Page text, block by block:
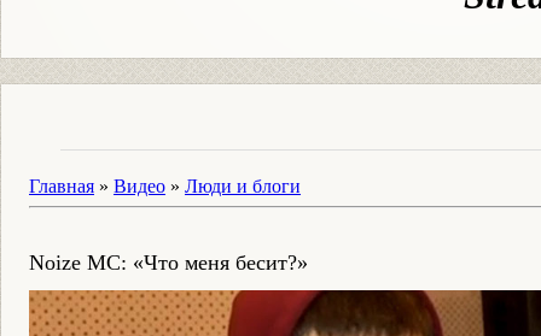
Главная » Видео » Люди и блоги
Noize MC: «Что меня бесит?»